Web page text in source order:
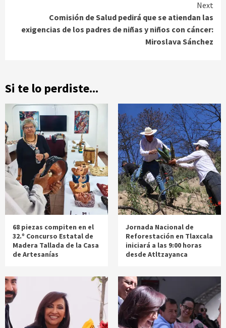
Next
Comisión de Salud pedirá que se atiendan las
exigencias de los padres de niñas y niños con cáncer:
Miroslava Sánchez
Si te lo perdiste...
68 piezas compiten en el
32.º Concurso Estatal de
Madera Tallada de la Casa
de Artesanías
Jornada Nacional de
Reforestación en Tlaxcala
iniciará a las 9:00 horas
desde Atltzayanca